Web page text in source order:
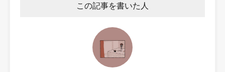
この記事を書いた人